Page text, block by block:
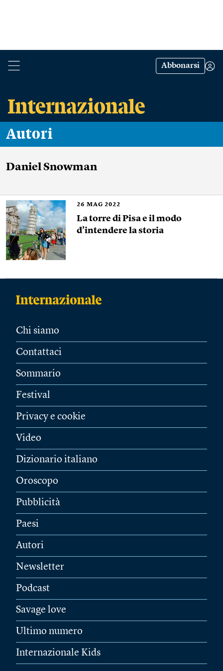
Abbonarsi
Autori
Daniel Snowman
26 MAG 2022
La torre di Pisa e il modo
d’intendere la storia
Chi siamo
Contattaci
Sommario
Festival
Privacy e cookie
Video
Dizionario italiano
Oroscopo
Pubblicità
Paesi
Autori
Newsletter
Podcast
Savage love
Ultimo numero
Internazionale Kids